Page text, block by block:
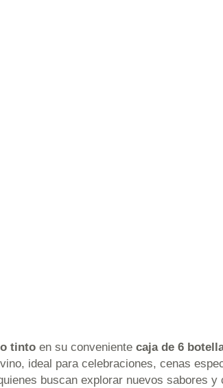
tinto en su conveniente caja de 6
ideal para celebraciones, cenas
buscan explorar nuevos sabores